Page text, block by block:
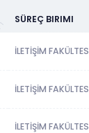
SÜREÇ BIRIMI
İLETİŞİM
İLETİŞİM
İLETİŞİM